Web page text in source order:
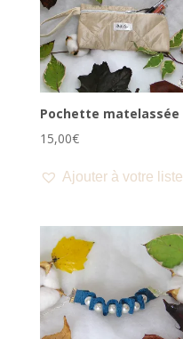
Pochette matelassée
15,00€
Ajouter à votre liste